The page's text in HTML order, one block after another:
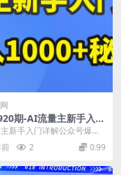
期-AI流量主新手入门
众号爆文玩法，公众号
收益暴涨的秘籍
新手入门详解公众号爆文
众号流量主收益暴涨的秘
】 这是一...
2 0.99